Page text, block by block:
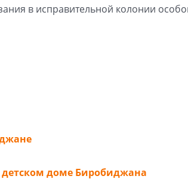
в исправительной колонии
доме Биробиджана